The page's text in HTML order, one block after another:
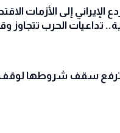
الإيراني إلى الأزمات
تداعيات الحرب تتجاوز
ترفع سقف شروطها لوقف